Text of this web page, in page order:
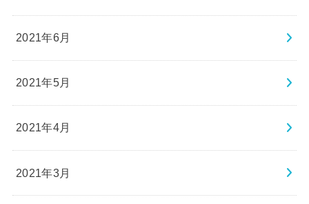
2021年6月
2021年5月
2021年4月
2021年3月